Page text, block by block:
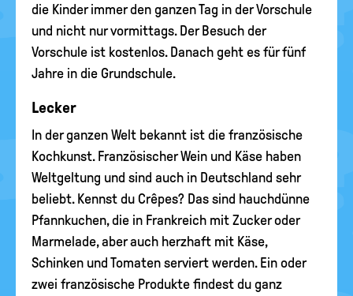
die Kinder immer den ganzen Tag in der Vorschule
und nicht nur vormittags. Der Besuch der
Vorschule ist kostenlos. Danach geht es für fünf
Jahre in die Grundschule.
Lecker
In der ganzen Welt bekannt ist die französische
Kochkunst. Französischer Wein und Käse haben
Weltgeltung und sind auch in Deutschland sehr
beliebt. Kennst du Crêpes? Das sind hauchdünne
Pfannkuchen, die in Frankreich mit Zucker oder
Marmelade, aber auch herzhaft mit Käse,
Schinken und Tomaten serviert werden. Ein oder
zwei französische Produkte findest du ganz